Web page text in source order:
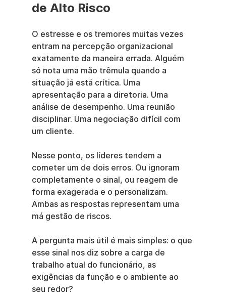
de Alto Risco
O estresse e os tremores muitas vezes
entram na percepção organizacional
exatamente da maneira errada. Alguém
só nota uma mão trêmula quando a
situação já está crítica. Uma
apresentação para a diretoria. Uma
análise de desempenho. Uma reunião
disciplinar. Uma negociação difícil com
um cliente.
Nesse ponto, os líderes tendem a
cometer um de dois erros. Ou ignoram
completamente o sinal, ou reagem de
forma exagerada e o personalizam.
Ambas as respostas representam uma
má gestão de riscos.
A pergunta mais útil é mais simples: o que
esse sinal nos diz sobre a carga de
trabalho atual do funcionário, as
exigências da função e o ambiente ao
seu redor?